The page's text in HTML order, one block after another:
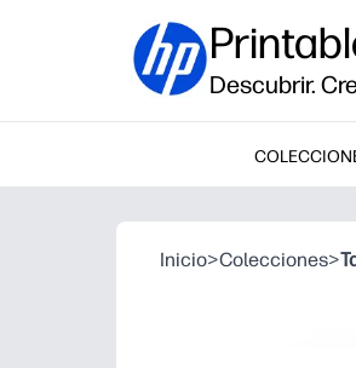
Descubrir.
Inicio>Colecciones>